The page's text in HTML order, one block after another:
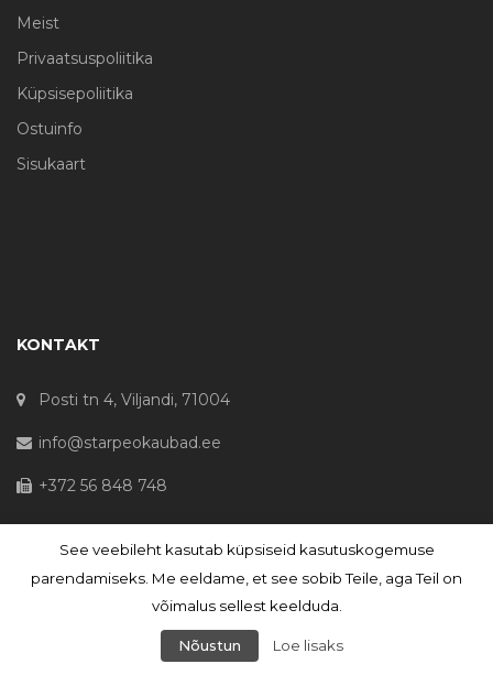
Meist
Privaatsuspoliitika
Küpsisepoliitika
Ostuinfo
Sisukaart
KONTAKT
Posti tn 4, Viljandi, 71004
info@starpeokaubad.ee
+372 56 848 748
© Haljaste OÜ 2020 - Registrikood 10645867
See veebileht kasutab küpsiseid kasutuskogemuse
parendamiseks. Me eeldame, et see sobib Teile, aga Teil on
võimalus sellest keelduda.
Nõustun Loe lisaks